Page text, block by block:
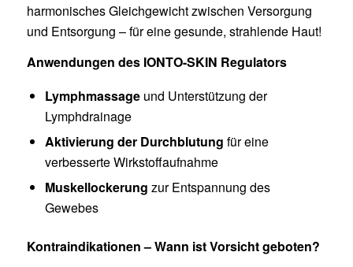
harmonisches Gleichgewicht zwischen Versorgung
und Entsorgung – für eine gesunde, strahlende Haut!
Anwendungen des IONTO-SKIN Regulators
Lymphmassageund Unterstützung der
Lymphdrainage
Aktivierung der Durchblutung für eine
verbesserte Wirkstoffaufnahme
Muskellockerung zur Entspannung des
Gewebes
Kontraindikationen – Wann ist Vorsicht geboten?